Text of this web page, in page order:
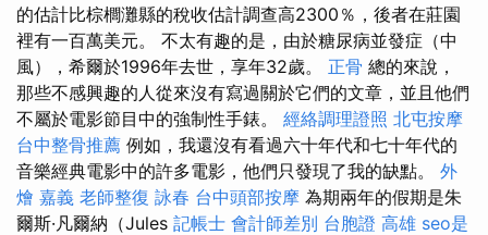
的估計比棕櫚灘縣的稅收估計調查高2300％，後者在莊園
裡有一百萬美元。 不太有趣的是，由於糖尿病並發症（中
風），希爾於1996年去世，享年32歲。 正骨 總的來說，
那些不感興趣的人從來沒有寫過關於它們的文章，並且他們
不屬於電影節目中的強制性手錶。 經絡調理證照 北屯按摩
台中整骨推薦 例如，我還沒有看過六十年代和七十年代的
音樂經典電影中的許多電影，他們只發現了我的缺點。 外
燴 嘉義 老師整復 詠春 台中頭部按摩 為期兩年的假期是朱
爾斯·凡爾納（Jules 記帳士 會計師差別 台胞證 高雄 seo是